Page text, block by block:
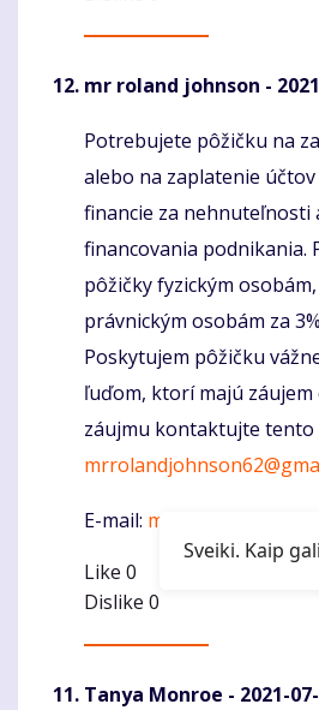
mr roland johnson -
Komentaras
Potrebujete pôžičku na
alebo na zaplatenie
financie za nehnuteľnosti
financovania podnikania.
pôžičky fyzickým
právnickým osobám za
Poskytujem pôžičku
ľuďom, ktorí majú
záujmu kontaktujte tento
E-mail:
Like 0
Dislike 0
Tanya Monroe - 2021-
Sveiki. Kaip